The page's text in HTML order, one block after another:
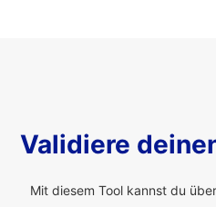
Validiere
Mit diesem Tool kannst du